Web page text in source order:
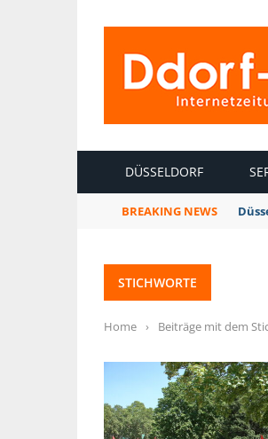
DÜSSELDORF
BREAKING NEWS
STICHWORTE
Home › Beiträge mit dem